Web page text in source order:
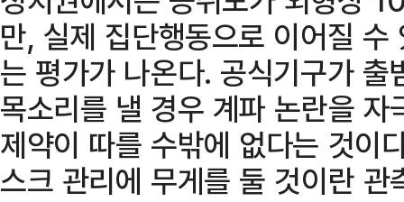
만, 실제 집단행동으로 이어질
는 평가가 나온다. 공식기구가
목소리를 낼 경우 계파 논란을
제약이 따를 수밖에 없다는 것이
스크 관리에 무게를 둘 것이란 관